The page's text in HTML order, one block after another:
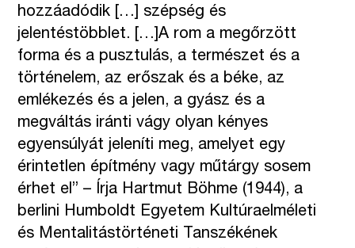
hozzáadódik […] szépség és
jelentéstöbblet. […]A rom a megőrzött
forma és a pusztulás, a természet és a
történelem, az erőszak és a béke, az
emlékezés és a jelen, a gyász és a
megváltás iránti vágy olyan kényes
egyensúlyát jeleníti meg, amelyet egy
érintetlen építmény vagy műtárgy sosem
érhet el” – Írja Hartmut Böhme (1944), a
berlini Humboldt Egyetem Kultúraelméleti
és Mentalitástörténeti Tanszékének